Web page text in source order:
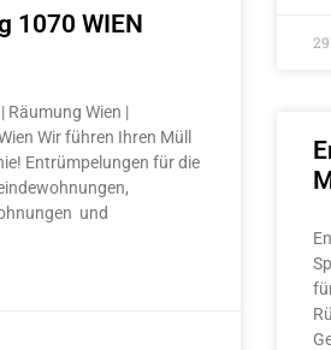
1070 WIEN
Räumung Wien |
Wir führen Ihren Müll
Entrümpelungen für die
und